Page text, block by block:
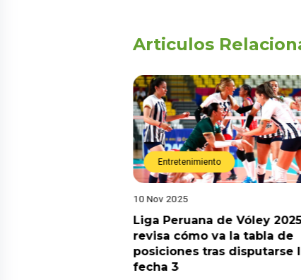
Articulos
Entretenimiento
10 Nov 2025
Liga Peruana de Vóley
revisa cómo va la tabla de
posiciones tras disputarse
fecha 3